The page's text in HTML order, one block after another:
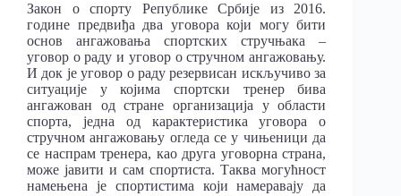
Закон о спорту Републике Србије из 2016.
године предвиђа два уговора који могу бити
основ ангажовања спортских стручњака –
уговор о раду и уговор о стручном ангажовању.
И док је уговор о раду резервисан искључиво за
ситуације у којима спортски тренер бива
ангажован од стране организација у области
спорта, једна од карактеристика уговора о
стручном ангажовању огледа се у чињеници да
се наспрам тренера, као друга уговорна страна,
може јавити и сам спортиста. Таква могућност
намењена је спортистима који намеравају да